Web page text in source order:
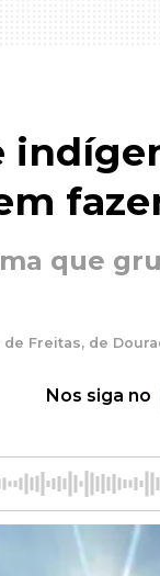
que
Freitas, de
Nos siga no